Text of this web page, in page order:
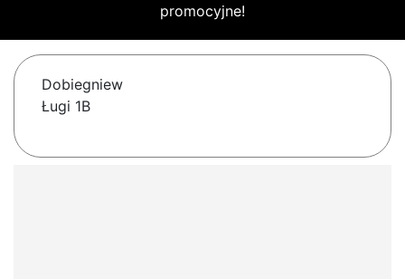
promocyjne!
Dobiegniew
Ługi 1B